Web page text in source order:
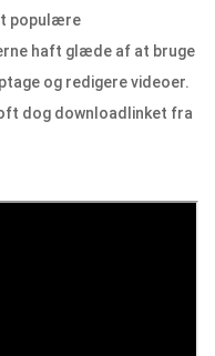
populære
haft glæde af at bruge
og redigere videoer.
dog downloadlinket fra